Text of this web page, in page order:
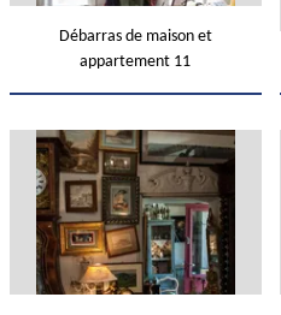
Débarras de maison et
appartement 11